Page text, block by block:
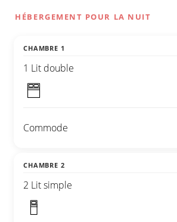
HÉBERGEMENT POUR LA NUIT
CHAMBRE 1
1 Lit double
Commode
CHAMBRE 2
2 Lit simple